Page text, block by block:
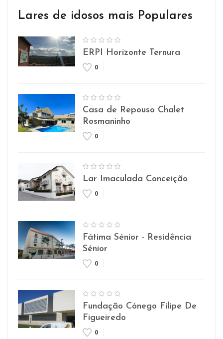
Lares de idosos mais Populares
ERPI Horizonte Ternura
0
Casa de Repouso Chalet
Rosmaninho
0
Lar Imaculada Conceição
0
Fátima Sénior - Residência
Sénior
0
Fundação Cónego Filipe De
Figueiredo
0